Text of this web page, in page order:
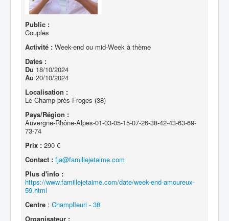
Public :
Couples
Activité : Week-end ou mid-Week à thème
Dates :
Du 18/10/2024
Au 20/10/2024
Localisation :
Le Champ-près-Froges (38)
Pays/Région :
Auvergne-Rhône-Alpes-01-03-05-15-07-26-38-42-43-63-69-
73-74
Prix : 290 €
Contact : fja@famillejetaime.com
Plus d'info :
https://www.famillejetaime.com/date/week-end-amoureux-
59.html
Centre : Champfleuri - 38
Organisateur :